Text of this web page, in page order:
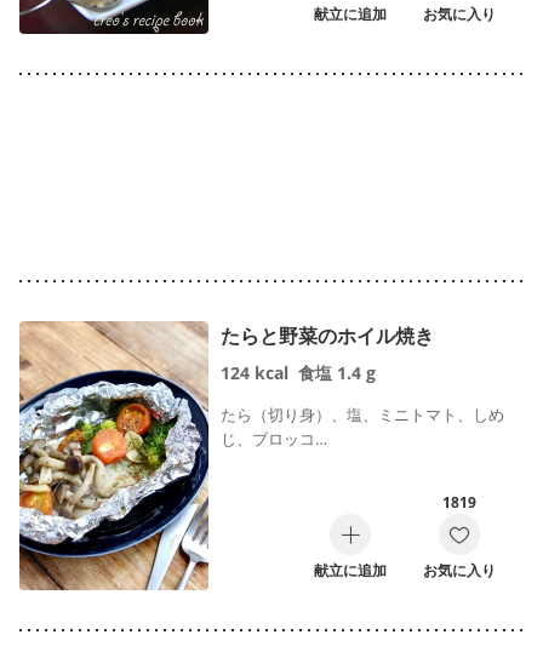
力がいらない料理
レシピ作者名で絞り込む
献立に追加 お気に入り
たらと野菜のホイル焼き
124 kcal 食塩 1.4 g
たら（切り身）、塩、ミニトマト、しめ
じ、ブロッコ…
献立に追加
1819
お気に入り